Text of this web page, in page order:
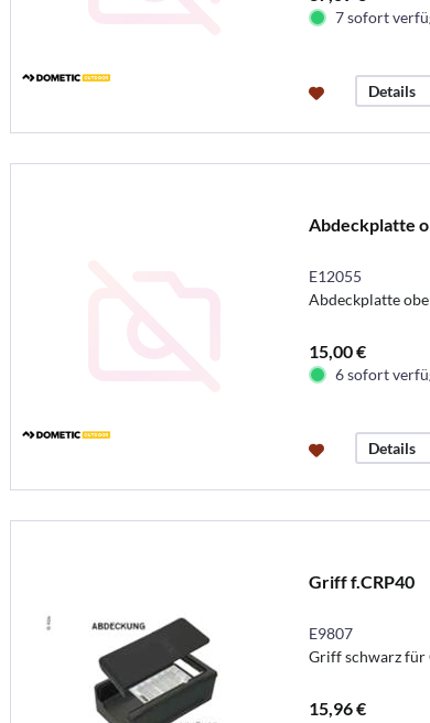
7 sofort
Details
Abdeckplatte
E12055
Abdeckplatte
15,00 €
6 sofort
Details
Griff f.CRP40
E9807
Griff schwarz für
15,96 €